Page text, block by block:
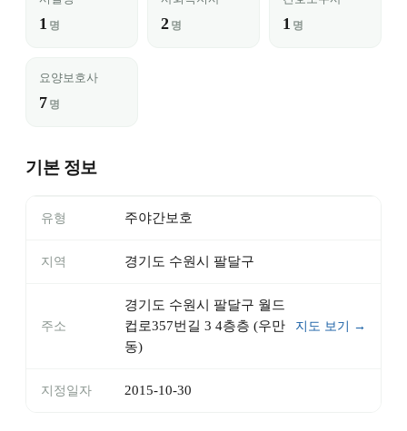
1 명 2 명 1 명
요양보호사
7 명
기본 정보
유형 주야간보호
지역 경기도 수원시 팔달구
주소
경기도 수원시 팔달구 월드
컵로357번길 3 4층층 (우만
동)
지도 보기 →
지정일자 2015-10-30